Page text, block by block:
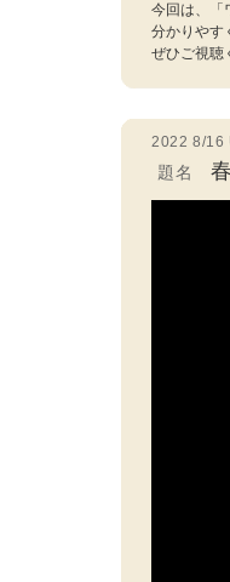
今回は、「
分かりやす
ぜひご視聴
2022 8/16
題名